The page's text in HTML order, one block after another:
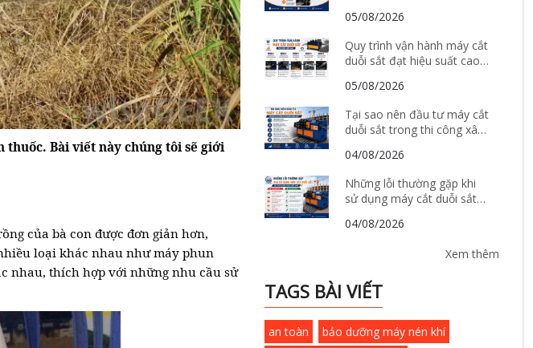
Bài viết này chúng tôi sẽ giới
của bà con được đơn giản hơn,
loại khác nhau như máy phun
nhau, thích hợp với những nhu cầu sử
05/08/2026
Quy trình vận hành máy cắt
duỗi sắt đạt hiệu suất cao
05/08/2026
Tại sao nên đầu tư máy cắt
duỗi sắt trong thi công xây
04/08/2026
Những lỗi thường gặp khi
sử dụng máy cắt duỗi sắt
04/08/2026
Xem thêm
TAGS BÀI VIẾT
an toàn
bảo dưỡng máy nén khí